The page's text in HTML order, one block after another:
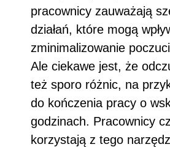
pracownicy zauważają
działań, które mogą
zminimalizowanie
Ale ciekawe jest, że
też sporo różnic, na
do kończenia pracy o
godzinach. Pracownicy
korzystają z tego